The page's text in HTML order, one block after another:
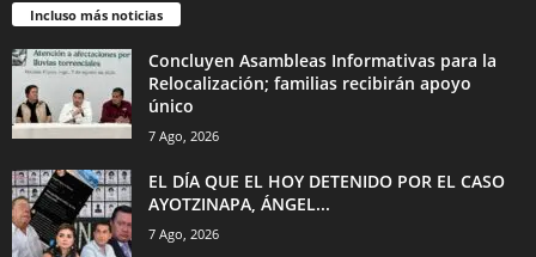
Incluso más noticias
Concluyen Asambleas Informativas para la
Relocalización; familias recibirán apoyo
único
7 Ago, 2026
EL DÍA QUE EL HOY DETENIDO POR EL CASO
AYOTZINAPA, ÁNGEL...
7 Ago, 2026